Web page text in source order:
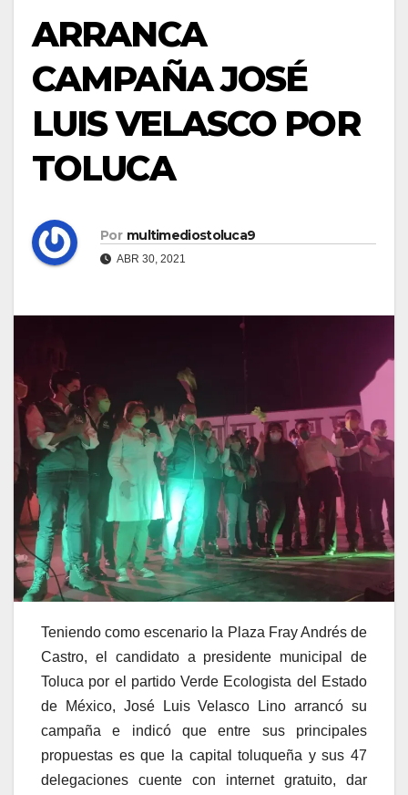
ARRANCA
CAMPAÑA JOSÉ
LUIS VELASCO POR
TOLUCA
Por multimediostoluca9
ABR 30, 2021
Teniendo como escenario la Plaza Fray Andrés de
Castro, el candidato a presidente municipal de
Toluca por el partido Verde Ecologista del Estado
de México, José Luis Velasco Lino arrancó su
campaña e indicó que entre sus principales
propuestas es que la capital toluqueña y sus 47
delegaciones cuente con internet gratuito, dar